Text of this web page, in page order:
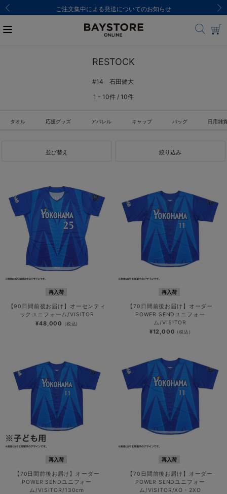
ご注文集中による発送についてのお知らせ
RESTOCK
#14 石田健大
1 - 10件 / 10件
タオル 応援グッズ アパレル キャップ バッグ 日用雑
並び替え 絞り込み
再入荷
【90日間前後お届け】オーセンティ
ックユニフォーム/VISITOR
¥48,000 (税込)
再入荷
【70日間前後お届け】オーダー
POWER SENDユニフォー
ム/VISITOR
¥12,000 (税込)
再入荷
【70日間前後お届け】オーダー
POWER SENDユニフォー
ム/VISITOR/130cm
再入荷
【70日間前後お届け】オーダー
POWER SENDユニフォー
ム/VISITOR/XO・2XO